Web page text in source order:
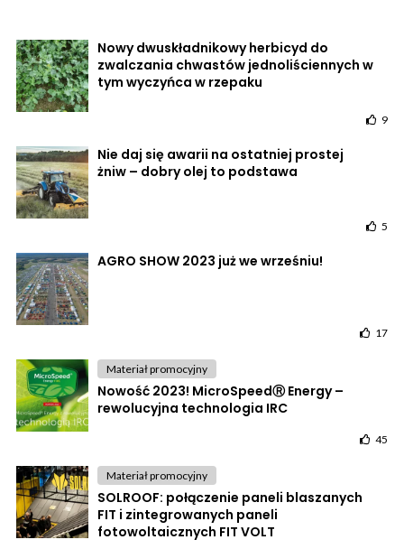
Nowy dwuskładnikowy herbicyd do
zwalczania chwastów jednoliściennych w
tym wyczyńca w rzepaku
9
Nie daj się awarii na ostatniej prostej
żniw – dobry olej to podstawa
5
AGRO SHOW 2023 już we wrześniu!
17
Materiał promocyjny
Nowość 2023! MicroSpeedⓇ Energy –
rewolucyjna technologia IRC
45
Materiał promocyjny
SOLROOF: połączenie paneli blaszanych
FIT i zintegrowanych paneli
fotowoltaicznych FIT VOLT